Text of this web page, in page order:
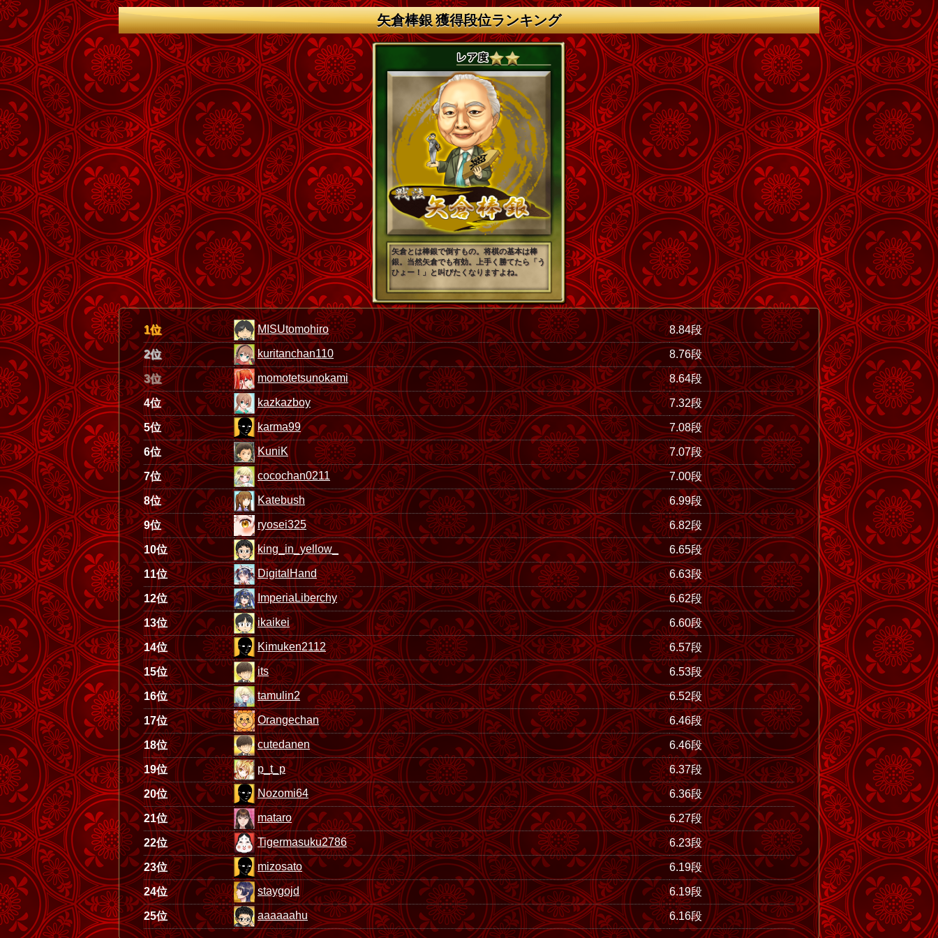
矢倉棒銀 獲得段位ランキング
矢倉とは棒銀で倒すもの。将棋の基本は棒
銀。当然矢倉でも有効。上手く勝てたら「う
ひょー！」と叫びたくなりますよね。
1位 MISUtomohiro 8.84段
2位 kuritanchan110 8.76段
3位 momotetsunokami 8.64段
4位 kazkazboy 7.32段
5位 karma99 7.08段
6位 KuniK 7.07段
7位 cocochan0211 7.00段
8位 Katebush 6.99段
9位 ryosei325 6.82段
10位 king_in_yellow_ 6.65段
11位 DigitalHand 6.63段
12位 ImperiaLiberchy 6.62段
13位 ikaikei 6.60段
14位 Kimuken2112 6.57段
15位 its 6.53段
16位 tamulin2 6.52段
17位 Orangechan 6.46段
18位 cutedanen 6.46段
19位 p_t_p 6.37段
20位 Nozomi64 6.36段
21位 mataro 6.27段
22位 Tigermasuku2786 6.23段
23位 mizosato 6.19段
24位 staygojd 6.19段
25位 aaaaaahu 6.16段